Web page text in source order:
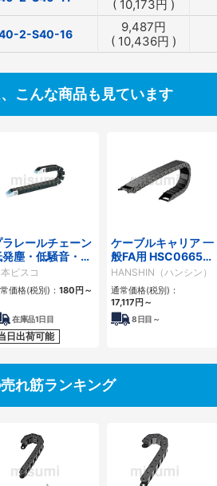
( 10,173円 )
2-S40-16 9,487円
( 10,436円 )
こんな商品も見ています
ラレールチェーン
塵・低騒音・フ
ップ開閉・ヒンジ
結タイプ SCシリ
ズ
ピスコ
価格(税別)： 180 円 ～
在庫品1日目
日出荷可能
ケーブルキャリア 一
般FA用 HSC0665シ
リーズ
HANSHIN（ハンシン）
通常価格(税別)：
17,117 円 ～
8日目～
れ筋ランキング